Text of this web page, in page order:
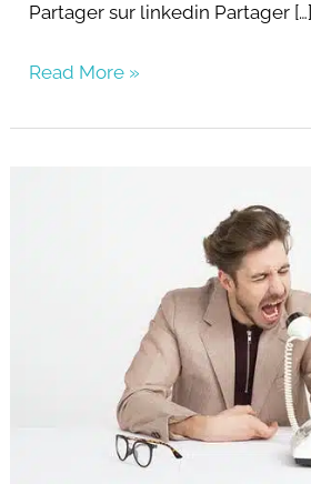
Partager sur linkedin Partager […]
Read More »